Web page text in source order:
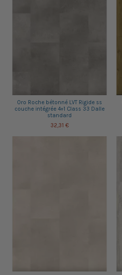
Oro Roche bétonné LVT Rigide ss
couche intégrée 4+1 Class 33 Dalle
standard
32,31 €